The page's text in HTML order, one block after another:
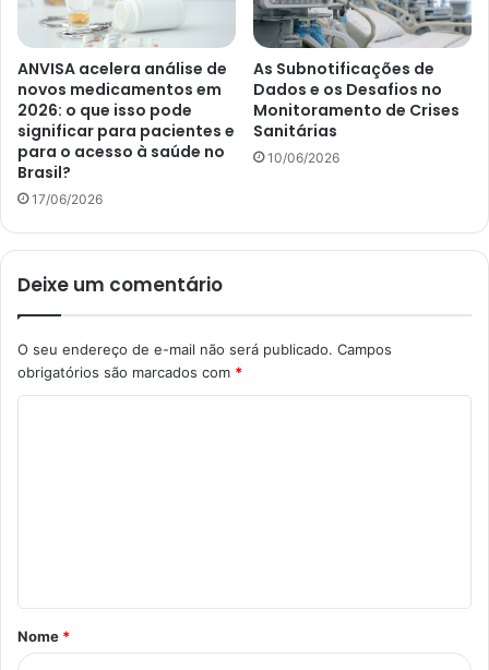
ANVISA acelera análise de
novos medicamentos em
2026: o que isso pode
significar para pacientes e
para o acesso à saúde no
Brasil?
17/06/2026
As Subnotificações de
Dados e os Desafios no
Monitoramento de Crises
Sanitárias
10/06/2026
Deixe um comentário
O seu endereço de e-mail não será publicado. Campos
obrigatórios são marcados com *
á
r
Nome *